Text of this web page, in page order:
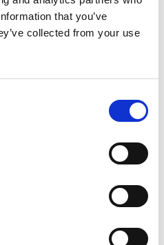
that you’ve
collected from your use
autorizata de PRIMARIA
CLUJ-NAPOCA, conform
Aplicatie sofer destinata
dispeceratele Good Cab si